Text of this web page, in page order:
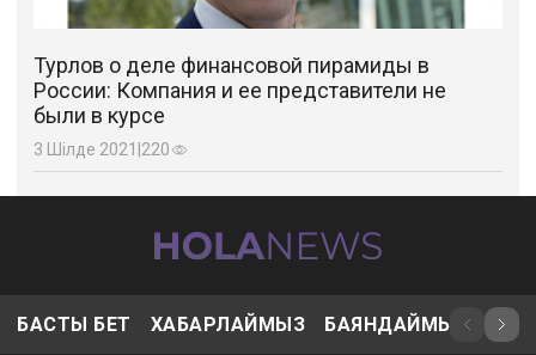
Турлов о деле финансовой пирамиды в
России: Компания и ее представители не
были в курсе
3 Шілде 2021 220
БАСТЫ БЕТ ХАБАРЛАЙМЫЗ БАЯНДАЙМЫЗ